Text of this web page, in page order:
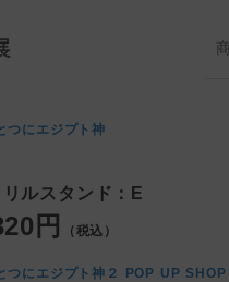
つにエジプト神
リルスタンド：E
円 （税込）
つにエジプト神２ POP UP